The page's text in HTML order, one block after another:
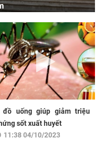
đồ uống giúp giảm triệu
sốt xuất huyết
11:38 04/10/2023